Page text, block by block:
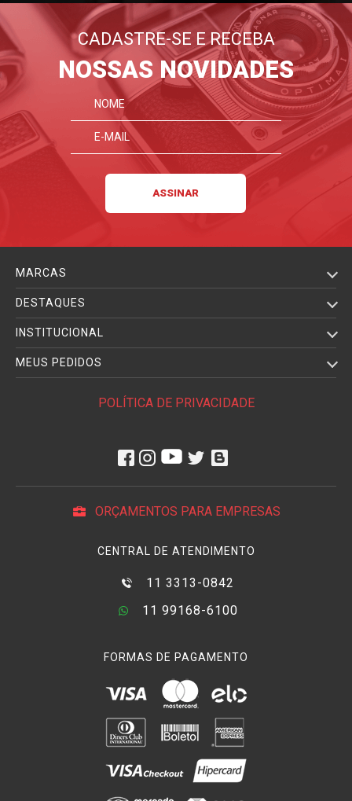
CADASTRE-SE E RECEBA
NOSSAS NOVIDADES
MARCAS
DESTAQUES
INSTITUCIONAL
MEUS PEDIDOS
POLÍTICA DE PRIVACIDADE
ORÇAMENTOS PARA EMPRESAS
CENTRAL DE ATENDIMENTO
11 3313-0842
11 99168-6100
FORMAS DE PAGAMENTO